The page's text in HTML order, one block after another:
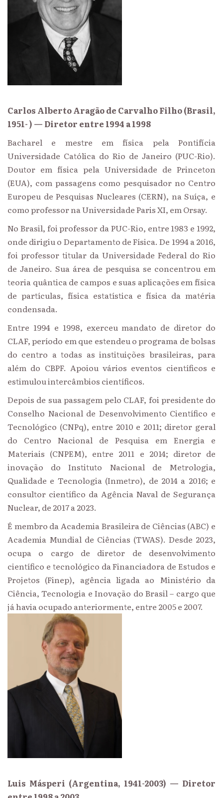
Carlos Alberto Aragão de Carvalho Filho (Brasil,
1951- ) — Diretor entre 1994 a 1998
Bacharel e mestre em física pela Pontifícia
Universidade Católica do Rio de Janeiro (PUC-Rio).
Doutor em física pela Universidade de Princeton
(EUA), com passagens como pesquisador no Centro
Europeu de Pesquisas Nucleares (CERN), na Suíça, e
como professor na Universidade Paris XI, em Orsay.
No Brasil, foi professor da PUC-Rio, entre 1983 e 1992,
onde dirigiu o Departamento de Física. De 1994 a 2016,
foi professor titular da Universidade Federal do Rio
de Janeiro. Sua área de pesquisa se concentrou em
teoria quântica de campos e suas aplicações em física
de partículas, física estatística e física da matéria
condensada.
Entre 1994 e 1998, exerceu mandato de diretor do
CLAF, período em que estendeu o programa de bolsas
do centro a todas as instituições brasileiras, para
além do CBPF. Apoiou vários eventos científicos e
estimulou intercâmbios científicos.
Depois de sua passagem pelo CLAF, foi presidente do
Conselho Nacional de Desenvolvimento Científico e
Tecnológico (CNPq), entre 2010 e 2011; diretor geral
do Centro Nacional de Pesquisa em Energia e
Materiais (CNPEM), entre 2011 e 2014; diretor de
inovação do Instituto Nacional de Metrologia,
Qualidade e Tecnologia (Inmetro), de 2014 a 2016; e
consultor científico da Agência Naval de Segurança
Nuclear, de 2017 a 2023.
É membro da Academia Brasileira de Ciências (ABC) e
Academia Mundial de Ciências (TWAS). Desde 2023,
ocupa o cargo de diretor de desenvolvimento
científico e tecnológico da Financiadora de Estudos e
Projetos (Finep), agência ligada ao Ministério da
Ciência, Tecnologia e Inovação do Brasil – cargo que
já havia ocupado anteriormente, entre 2005 e 2007.
Luis Másperi (Argentina, 1941-2003) — Diretor